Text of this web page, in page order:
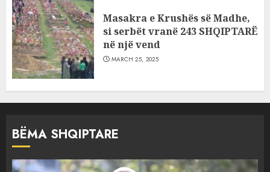
Masakra e Krushës së Madhe,
si serbët vranë 243 SHQIPTARË
në një vend
MARCH 25, 2025
BËMA SHQIPTARE